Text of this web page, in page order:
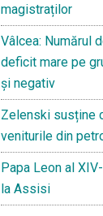
magistraților
Vâlcea: Numărul
deficit mare pe
și negativ
Zelenski susține
veniturile din
Papa Leon al
la Assisi